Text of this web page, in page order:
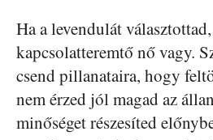
Ha a levendulát
kapcsolatteremtő nő vagy.
csend pillanataira, hogy
nem érzed jól magad az
minőséget részesíted